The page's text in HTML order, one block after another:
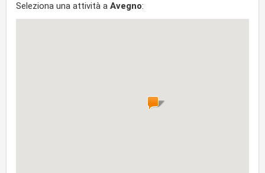
Seleziona una attività a Avegno: